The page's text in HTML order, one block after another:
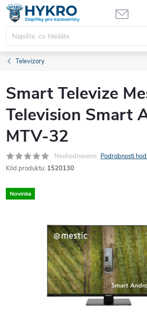
Přejít
obsah
Televizory
Smart Televize
Television Smart
MTV-32
Neohodnoceno Podrobnosti
Kód produktu: 1520130
Novinka